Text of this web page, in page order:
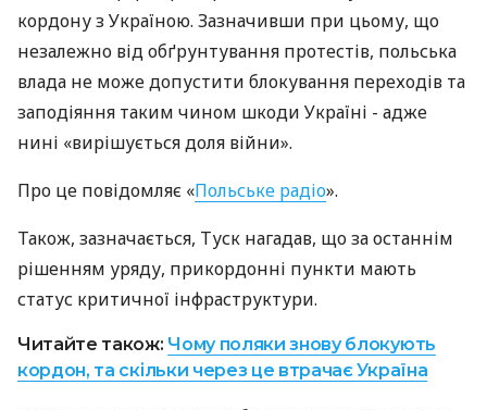
кордону з Україною. Зазначивши при цьому, що
незалежно від обґрунтування протестів, польська
влада не може допустити блокування переходів та
заподіяння таким чином шкоди Україні - адже
нині «вирішується доля війни».
Про це повідомляє «Польське радіо».
Також, зазначається, Туск нагадав, що за останнім
рішенням уряду, прикордонні пункти мають
статус критичної інфраструктури.
Читайте також: Чому поляки знову блокують
кордон, та скільки через це втрачає Україна